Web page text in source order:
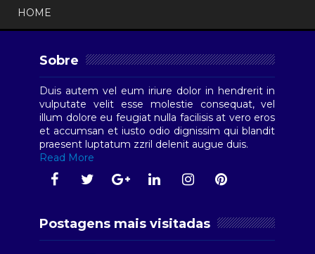
HOME
Sobre
Duis autem vel eum iriure dolor in hendrerit in
vulputate velit esse molestie consequat, vel
illum dolore eu feugiat nulla facilisis at vero eros
et accumsan et iusto odio dignissim qui blandit
praesent luptatum zzril delenit augue duis.
Read More
Postagens mais visitadas